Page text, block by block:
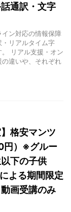
通訳・文字
イン対応の情報保障
リアルタイム字
リアル支援・オン
違いや、それぞれ
格安マンツ
円）※グルー
下の子供
よる期間限定
画受講のみ